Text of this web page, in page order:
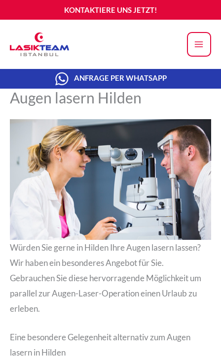
Inhalt
KONTAKTIERE UNS JETZT!
ANFRAGE PER WHATSAPP
Augen lasern Hilden
Würden Sie gerne in Hilden Ihre Augen lasern lassen?
Wir haben ein besonderes Angebot für Sie.
Gebrauchen Sie diese hervorragende Möglichkeit um
parallel zur Augen-Laser-Operation einen Urlaub zu
erleben.
Eine besondere Gelegenheit alternativ zum Augen
lasern in Hilden